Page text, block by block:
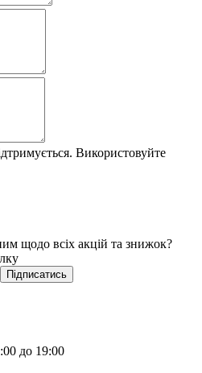
Використовуйте
щодо всіх акцій та знижок?
Підписатись
до 19:00